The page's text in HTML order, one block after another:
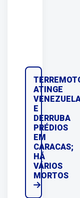
ATINGE
E
DERRUBA
PRÉDIOS
EM
CARACAS;
HÁ
VÁRIOS
MORTOS